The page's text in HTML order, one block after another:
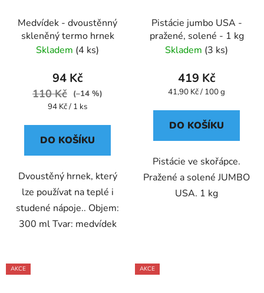
Medvídek - dvoustěnný
skleněný termo hrnek
Skladem (4 ks)
94 Kč
110 Kč
(–14 %)
Měrná
94 Kč / 1 ks
DO KOŠÍKU
Dvoustěný hrnek, který
lze používat na teplé i
studené nápoje.. Objem:
300 ml Tvar: medvídek
Pistácie jumbo USA -
pražené, solené - 1 kg
Skladem (3 ks)
419 Kč
Měrná
41,90 Kč / 100 g
DO KOŠÍKU
Pistácie ve skořápce.
Pražené a solené JUMBO
USA. 1 kg
AKCE AKCE